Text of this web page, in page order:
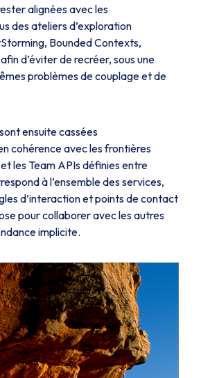
alignées avec les
des ateliers d’exploration
Bounded Contexts,
d’éviter de recréer, sous une
problèmes de couplage et de
ensuite cassées
cohérence avec les frontières
les Team APIsdéfinies entre
à l’ensemble des services,
d’interaction et points de contact
pour collaborer avec les autres
implicite.